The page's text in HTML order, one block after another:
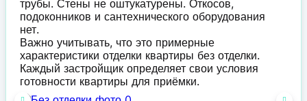
трубы. Стены не оштукатурены. Откосов,
подоконников и сантехнического оборудования
нет.
Важно учитывать, что это примерные
характеристики отделки квартиры без отделки.
Каждый застройщик определяет свои условия
готовности квартиры для приёмки.